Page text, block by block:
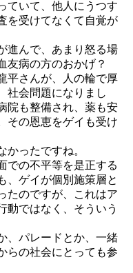
ていて、他人にうつす
を受けてなくて自覚が
進んで、あまり怒る場
友病の方のおかげ？
平さんが、人の輪で厚
社会問題になりまし
院も整備され、薬も安
その恩恵をゲイも受け
かったですね。
での不平等を是正する
、ゲイが個別施策層と
たのですが、これはア
動ではなく、そういう
、パレードとか、一緒
らの社会にとっても参